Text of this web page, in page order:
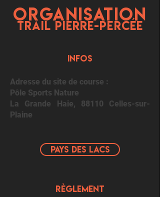
ORGANISATION
TRAIL PIERRE-PERCÉE
INFOS
Adresse du site de course :
Pôle Sports Nature
La Grande Haie, 88110 Celles-sur-
Plaine
PAYS DES LACS
RèGLEMENT